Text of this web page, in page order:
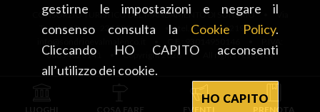
gestirne le impostazioni e negare il
consenso consulta la Cookie Policy.
Cliccando HO CAPITO acconsenti
all’utilizzo dei cookie.
HO CAPITO
CONSORZIO TURISTICO DEL MANDAMENTO DI SONDRIO • Via
Tonale, 13 • 23100 Sondrio • tel. +39 0342 219246 •
00834020141 • Copyright 2026 • All rights reserved
LUOGHI COSA FARE EVENTI PRENOTA